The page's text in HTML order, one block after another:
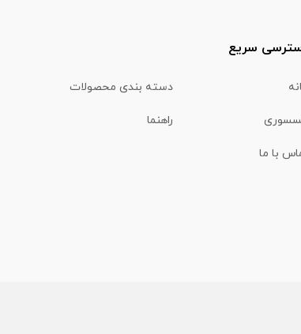
سریع
دسته بندی محصولات
راهنما
با ما